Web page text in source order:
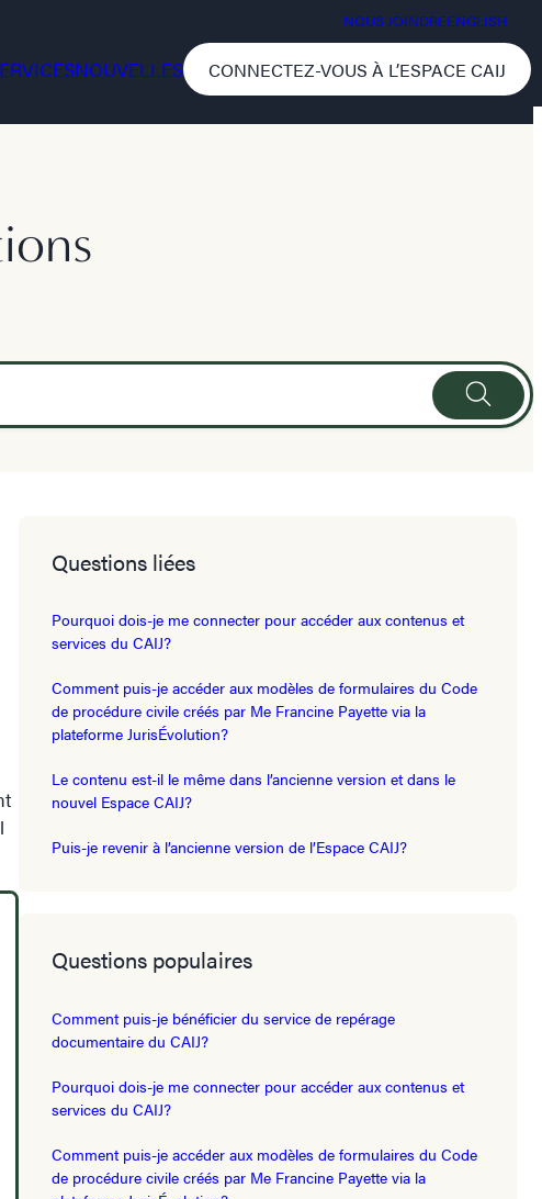
NOUS JOINDREENGLISH
NOUVELLES CONNECTEZ-VOUS À L’ESPACE CAIJ
Questions liées
Pourquoi dois-je me connecter pour accéder aux contenus et
services du CAIJ?
Comment puis-je accéder aux modèles de formulaires du Code
de procédure civile créés par Me Francine Payette via la
plateforme JurisÉvolution?
Le contenu est-il le même dans l’ancienne version et dans le
nouvel Espace CAIJ?
Puis-je revenir à l’ancienne version de l’Espace CAIJ?
Questions populaires
Comment puis-je bénéficier du service de repérage
documentaire du CAIJ?
Pourquoi dois-je me connecter pour accéder aux contenus et
services du CAIJ?
Comment puis-je accéder aux modèles de formulaires du Code
de procédure civile créés par Me Francine Payette via la